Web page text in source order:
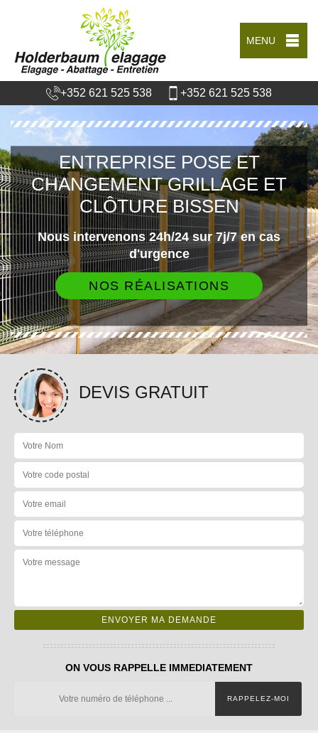
MENU
+352 621 525 538 +352 621 525 538
ENTREPRISE POSE ET
CHANGEMENT GRILLAGE ET
CLÔTURE BISSEN
Nous intervenons 24h/24 sur 7j/7 en cas
d'urgence
NOS RÉALISATIONS
DEVIS GRATUIT
ON VOUS RAPPELLE IMMEDIATEMENT